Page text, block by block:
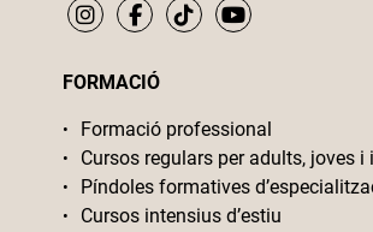
FORMACIÓ
Formació professional
Cursos regulars per adults, joves
Píndoles formatives
Cursos intensius d’estiu